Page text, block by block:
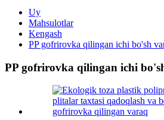
Uy
Mahsulotlar
Kengash
PP gofrirovka qilingan ichi bo'sh
PP gofrirovka qilingan ichi